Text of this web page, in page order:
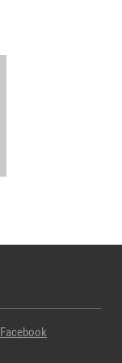
Facebook